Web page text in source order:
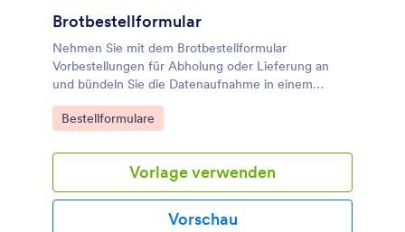
Brotbestellformular
Nehmen Sie mit dem Brotbestellformular
Vorbestellungen für Abholung oder Lieferung an
und bündeln Sie die Datenaufnahme in einem
zentralen Prozess, ideal für Bäckereien, Hofläden
und Marktstände.
Go to Category:
Bestellformulare
Vorlage verwenden
Vorschau